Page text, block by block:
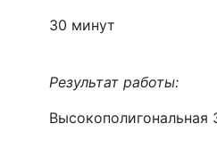
30 минут
Результат работы:
Высокополигональная